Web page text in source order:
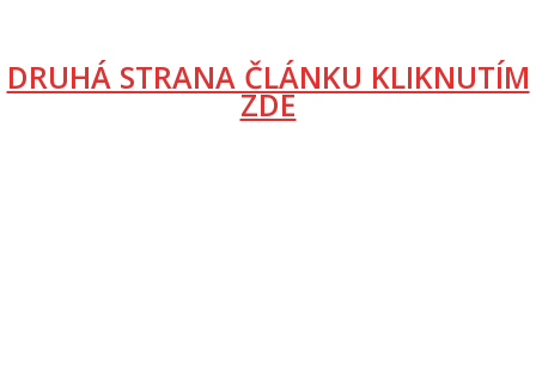
DRUHÁ STRANA ČLÁNKU KLIKNUTÍM
ZDE